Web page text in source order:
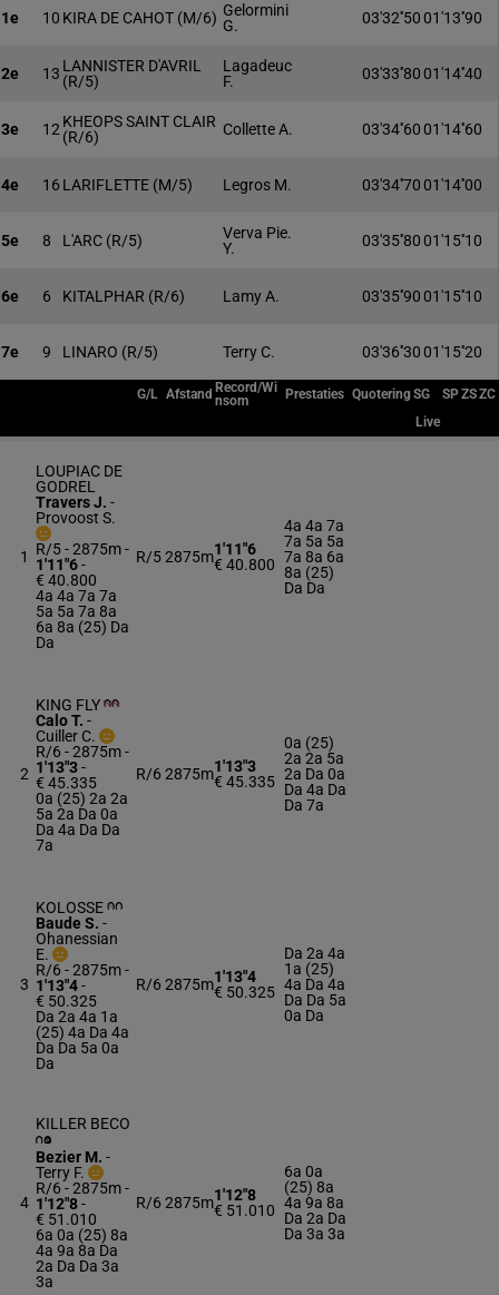
1e 10 KIRA DE CAHOT (M/6) Gelormini
G.
03'32''5001'13''90
2e 13 LANNISTER D'AVRIL
(R/5)
Lagadeuc
F.
03'33''8001'14''40
3e 12 KHEOPS SAINT CLAIR
(R/6)
Collette A. 03'34''6001'14''60
4e 16 LARIFLETTE (M/5) Legros M. 03'34''7001'14''00
5e 8 L'ARC (R/5)
Verva Pie.
Y.
03'35''8001'15''10
6e 6 KITALPHAR (R/6) Lamy A. 03'35''9001'15''10
7e 9 LINARO (R/5) Terry C. 03'36''3001'15''20
G/L Afstand Record/Wi
nsom
Prestaties QuoteringSG SPZSZC
Live
1
LOUPIAC DE
GODREL
Travers J. -
Provoost S.
R/5 - 2875m-
1'11"6-
€ 40.800
4a 4a 7a 7a
5a 5a 7a 8a
6a 8a (25) Da
Da
R/52875m1'11"6
€ 40.800
4a 4a 7a
7a 5a 5a
7a 8a 6a
8a (25)
Da Da
2
KING FLY
Calo T. -
Cuiller C.
R/6 - 2875m-
1'13"3-
€ 45.335
0a (25) 2a 2a
5a 2a Da 0a
Da 4a Da Da
7a
R/6 2875m1'13"3
€ 45.335
0a (25)
2a 2a 5a
2a Da 0a
Da 4a Da
Da 7a
3
KOLOSSE
Baude S. -
Ohanessian
E.
R/6 - 2875m-
1'13"4-
€ 50.325
Da 2a 4a 1a
(25) 4a Da 4a
Da Da 5a 0a
Da
R/6 2875m1'13"4
€ 50.325
Da 2a 4a
1a (25)
4a Da 4a
Da Da 5a
0a Da
4
KILLER BECO
Bezier M. -
Terry F.
R/6 - 2875m-
1'12"8-
€ 51.010
6a 0a (25) 8a
4a 9a 8a Da
2a Da Da 3a
3a
R/6 2875m1'12"8
€ 51.010
6a 0a
(25) 8a
4a 9a 8a
Da 2a Da
Da 3a 3a